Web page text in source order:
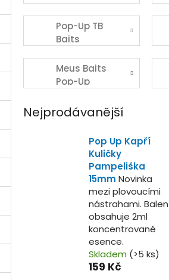
Pop-Up TB
Baits
Meus Baits
Pop-Up
Nejprodávanější
Pop Up Kapří
Kuličky
Pampeliška
15mm Novinka
mezi plovoucími
nástrahami.
obsahuje 2ml
koncentrované
esence.
Skladem (>5 ks)
159 Kč